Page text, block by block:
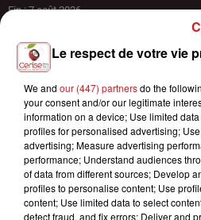
Fin : 7 août 2026
CERISE FM VOUS OFFRE VOTRE
Le respect de votre vie
We and our (447) partnersdo the
your consent and/or our legitimate
information on a device; Use limited
profiles for personalised advertising;
advertising; Measure advertising
performance; Understand audiences
of data from different sources; Develop
profiles to personalise content; Use
content; Use limited data to select
detect fraud, and fix errors; Deliver and